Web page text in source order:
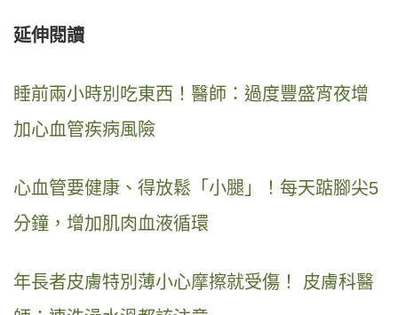
延伸閱讀
睡前兩小時別吃東西！醫師：過度豐盛宵夜增
加心血管疾病風險
心血管要健康、得放鬆「小腿」！每天踮腳尖5
分鐘，增加肌肉血液循環
年長者皮膚特別薄小心摩擦就受傷！ 皮膚科醫